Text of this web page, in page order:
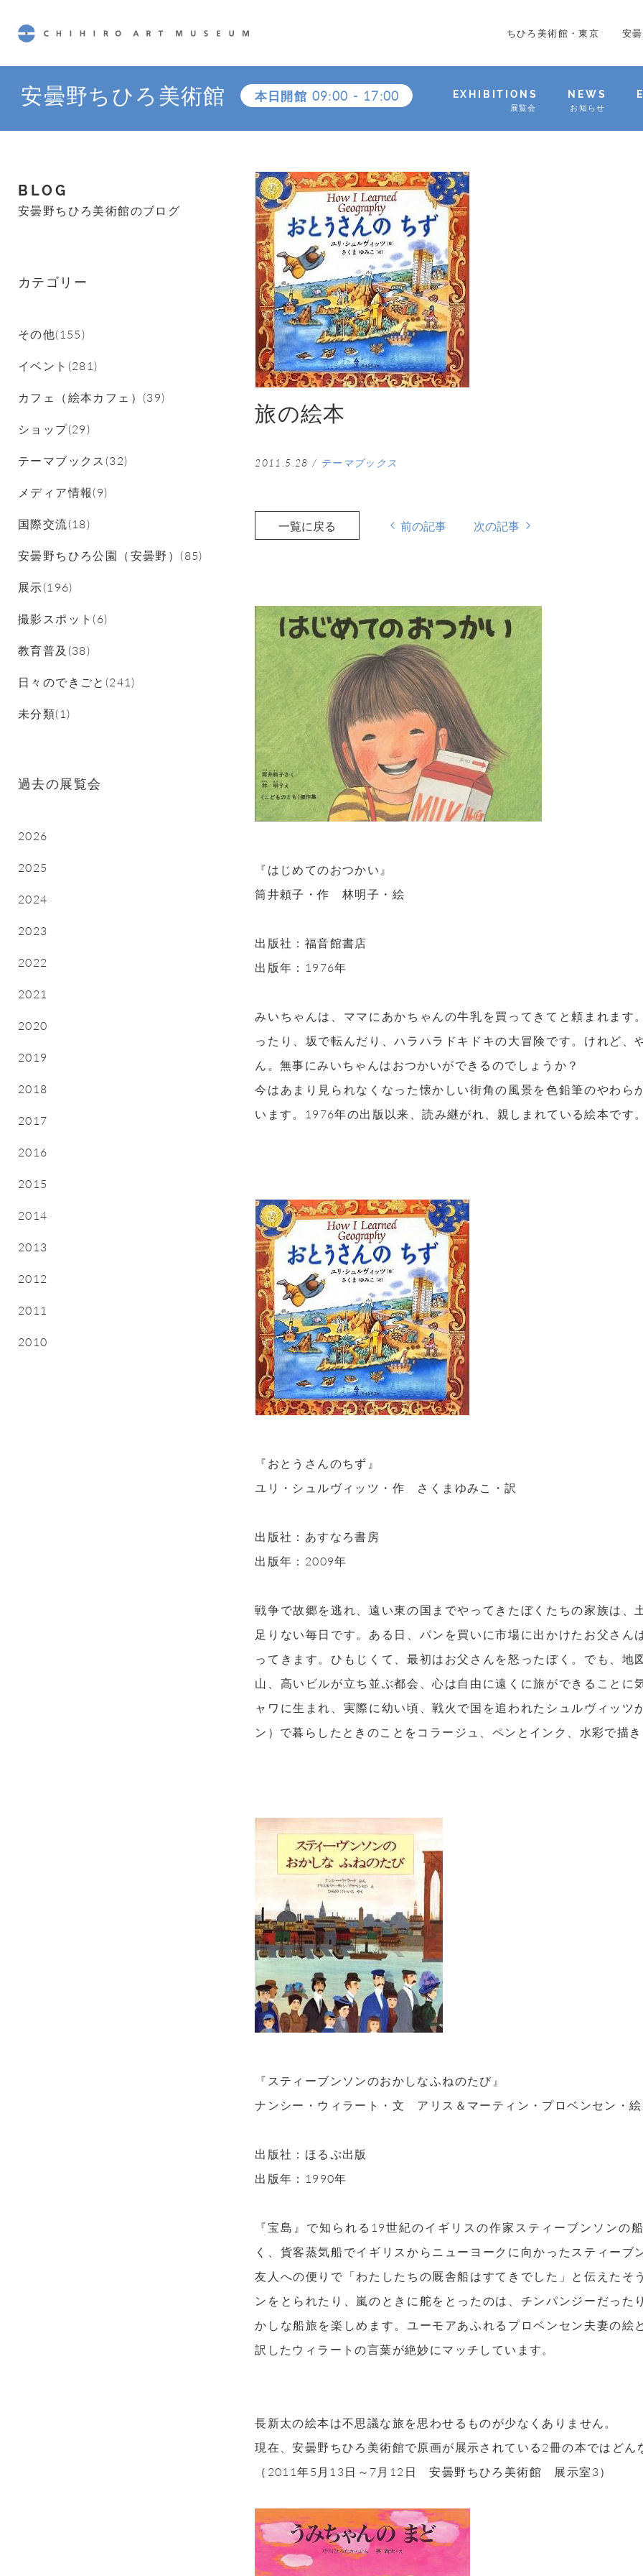
ちひろ美術館・東京 安
安曇野ちひろ美術館 本日開館 09:00 - 17:00 EXHIBITIONS
展覧会
NEWS
お知らせ
旅の絵本
2011.5.28 / テーマブックス
一覧に戻る 前の記事 次の記事
『はじめてのおつかい』
筒井頼子・作 林明子・絵
出版社：福音館書店
出版年：1976年
みいちゃんは、ママにあかちゃんの牛乳を買ってきてと頼まれます
ったり、坂で転んだり、ハラハラドキドキの大冒険です。けれど、
ん。無事にみいちゃんはおつかいができるのでしょうか？
今はあまり見られなくなった懐かしい街角の風景を色鉛筆のやわら
います。1976年の出版以来、読み継がれ、親しまれている絵本です。
『おとうさんのちず』
ユリ・シュルヴィッツ・作 さくまゆみこ・訳
出版社：あすなろ書房
出版年：2009年
戦争で故郷を逃れ、遠い東の国までやってきたぼくたちの家族は、
足りない毎日です。ある日、パンを買いに市場に出かけたお父さん
ってきます。ひもじくて、最初はお父さんを怒ったぼく。でも、地
山、高いビルが立ち並ぶ都会、心は自由に遠くに旅ができることに
ャワに生まれ、実際に幼い頃、戦火で国を追われたシュルヴィッツ
ン）で暮らしたときのことをコラージュ、ペンとインク、水彩で描き
『スティーブンソンのおかしなふねのたび』
ナンシー・ウィラート・文 アリス＆マーティン・プロベンセン・
出版社：ほるぷ出版
出版年：1990年
『宝島』で知られる19世紀のイギリスの作家スティーブンソンの
く、貨客蒸気船でイギリスからニューヨークに向かったスティーブ
友人への便りで「わたしたちの厩舎船はすてきでした」と伝えたそ
ンをとられたり、嵐のときに舵をとったのは、チンパンジーだった
かしな船旅を楽しめます。ユーモアあふれるプロベンセン夫妻の絵
訳したウィラートの言葉が絶妙にマッチしています。
長新太の絵本は不思議な旅を思わせるものが少なくありません。
現在、安曇野ちひろ美術館で原画が展示されている2冊の本ではどん
（2011年5月13日～7月12日 安曇野ちひろ美術館 展示室3）
BLOG
安曇野ちひろ美術館のブログ
カテゴリー
その他(155)
イベント(281)
カフェ（絵本カフェ）(39)
ショップ(29)
テーマブックス(32)
メディア情報(9)
国際交流(18)
安曇野ちひろ公園（安曇野）(85)
展示(196)
撮影スポット(6)
教育普及(38)
日々のできごと(241)
未分類(1)
過去の展覧会
2026
2025
2024
2023
2022
2021
2020
2019
2018
2017
2016
2015
2014
2013
2012
2011
2010